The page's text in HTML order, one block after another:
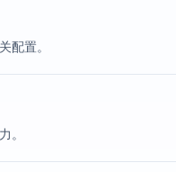
配置。
。